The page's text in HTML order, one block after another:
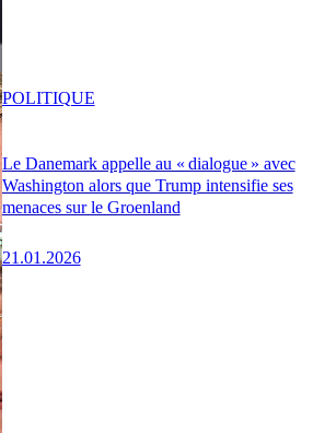
Le Danemark appelle au « dialogue » avec
Washington alors que Trump intensifie ses
menaces sur le Groenland
21.01.2026
POLITIQUE